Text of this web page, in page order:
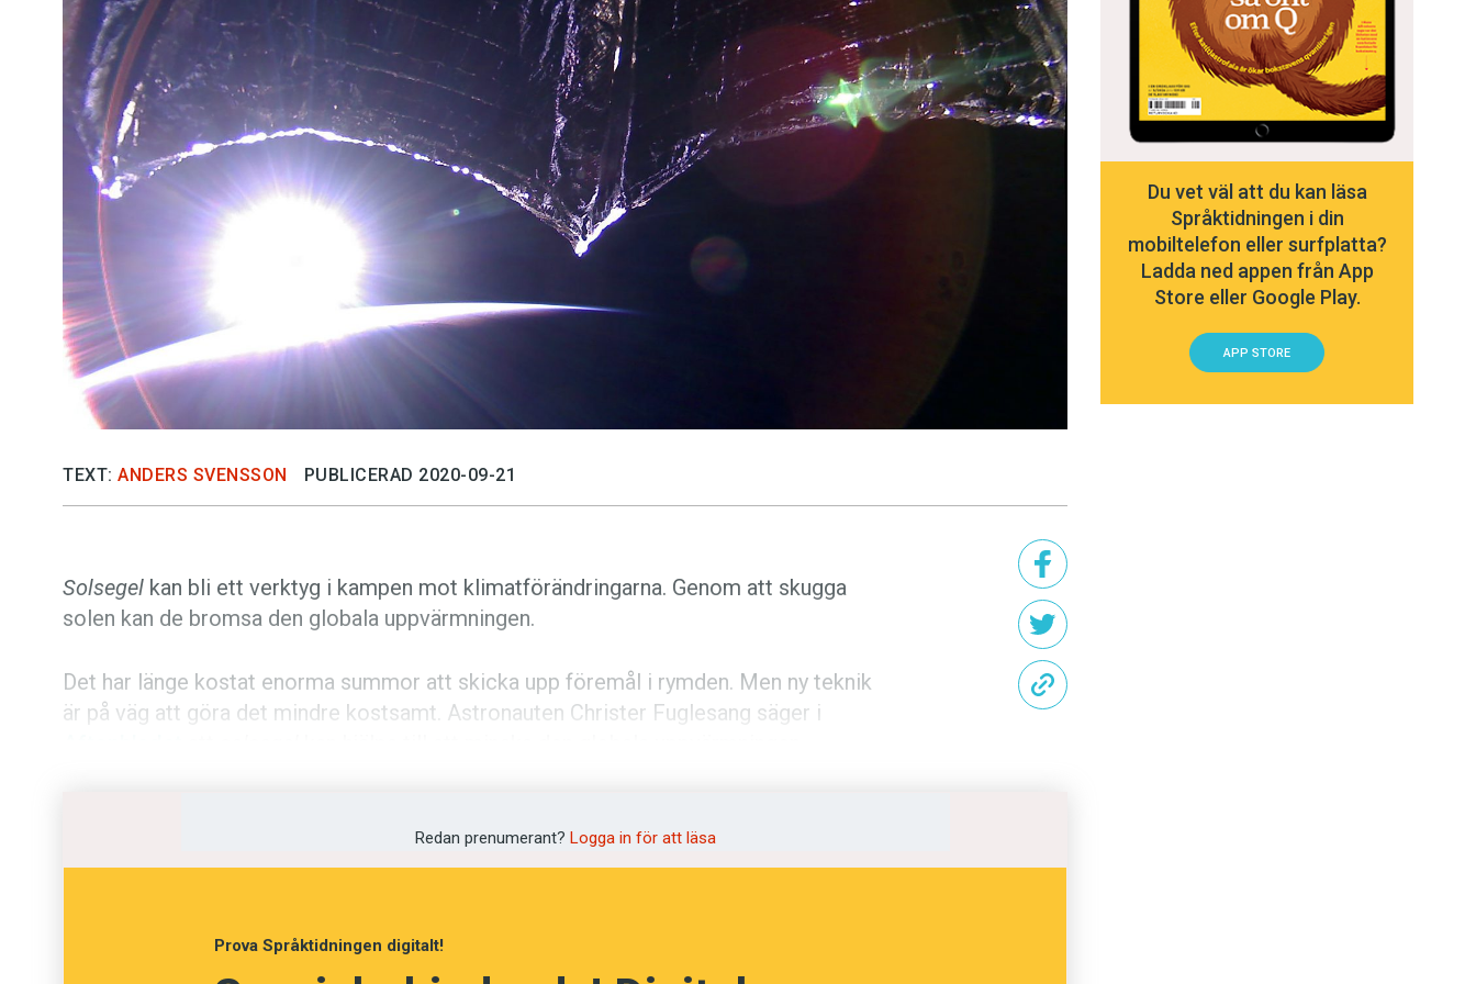
Kviss
Podden
Anmäl till språkpolisen
Föreslå nyord
Annonsera
Prenumerera
Läs Språktidningen digitalt
Press
TEXT: ANDERS SVENSSON PUBLICERAD 2020-09-21
Solsegel kan bli ett verktyg i kampen mot klimatförändringarna. Genom att skugga
solen kan de bromsa den globala uppvärmningen.
Det har länge kostat enorma summor att skicka upp föremål i rymden. Men ny teknik
är på väg att göra det mindre kostsamt. Astronauten Christer Fuglesang säger i
Solseglen skulle placeras vid en så kallad Lagrangepunkt där gravitationen från
olika himlakroppar tar ut varandra – ungefär fyra gånger avståndet från jorden
de väl nått fram kan de ligga stilla, följa jordens bana runt solen – och hela tiden
Redan prenumerant? Logga in för att läsa
Prova Språktidningen digitalt!
Du vet väl att du kan läsa
Språktidningen i din
mobiltelefon eller surfplatta?
Ladda ned appen från App
Store eller Google Play.
APP STORE